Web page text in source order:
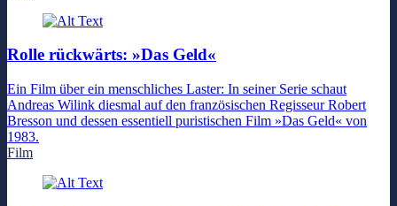
Rolle rückwärts: »Das Geld«
Ein Film über ein menschliches Laster: In seiner Serie schaut
Andreas Wilink diesmal auf den französischen Regisseur Robert
Bresson und dessen essentiell puristischen Film »Das Geld« von
1983.
Film